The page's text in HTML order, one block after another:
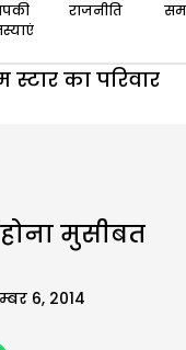
राजनीति
स्टार का परिवार
मुसीबत
6, 2014